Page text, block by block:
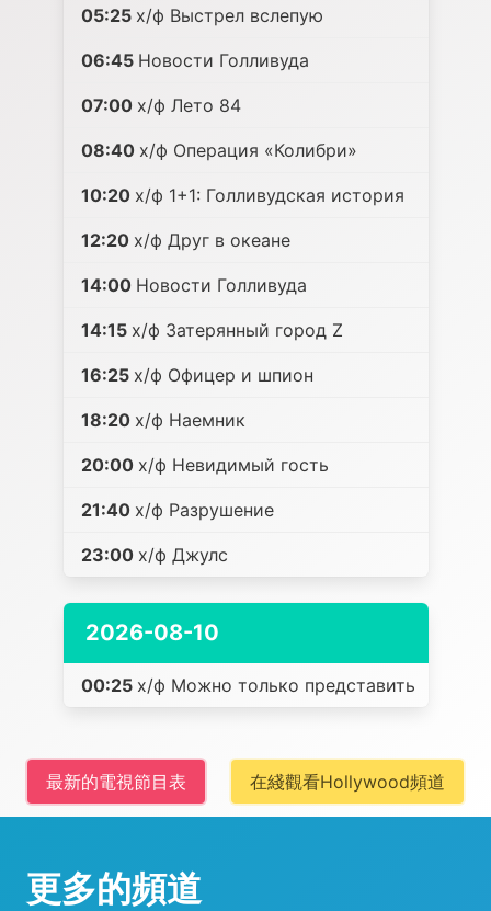
05:25 х/ф Выстрел вслепую
06:45 Новости Голливуда
07:00 х/ф Лето 84
08:40 х/ф Операция «Колибри»
10:20 х/ф 1+1: Голливудская история
12:20 х/ф Друг в океане
14:00 Новости Голливуда
14:15 х/ф Затерянный город Z
16:25 х/ф Офицер и шпион
18:20 х/ф Наемник
20:00 х/ф Невидимый гость
21:40 х/ф Разрушение
23:00 х/ф Джулс
2026-08-10
00:25 х/ф Можно только представить
最新的電視節目表 在綫觀看Hollywood頻道
更多的頻道